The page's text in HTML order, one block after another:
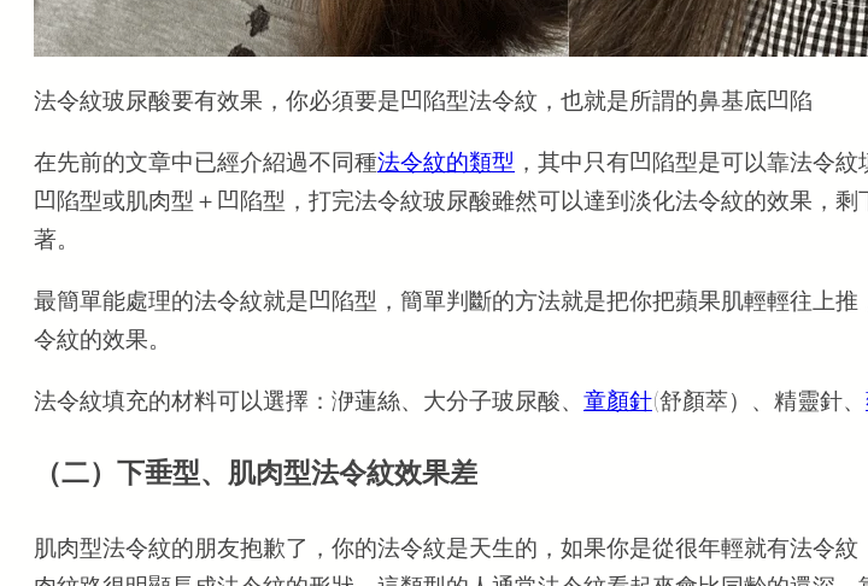
法令紋玻尿酸要有效果，你必須要是凹陷型法令紋，也就是所謂的鼻基底凹陷
在先前的文章中已經介紹過不同種法令紋的類型 ，其中只有凹陷型是可以靠法令
凹陷型或肌肉型＋凹陷型，打完法令紋玻尿酸雖然可以達到淡化法令紋的效果，
著。
最簡單能處理的法令紋就是凹陷型，簡單判斷的方法就是把你把蘋果肌輕輕往上
令紋的效果。
法令紋填充的材料可以選擇：洢蓮絲、大分子玻尿酸、 童顏針(舒顏萃）、精靈針、
（二）下垂型、肌肉型法令紋效果差
肌肉型法令紋的朋友抱歉了，你的法令紋是天生的，如果你是從很年輕就有法令